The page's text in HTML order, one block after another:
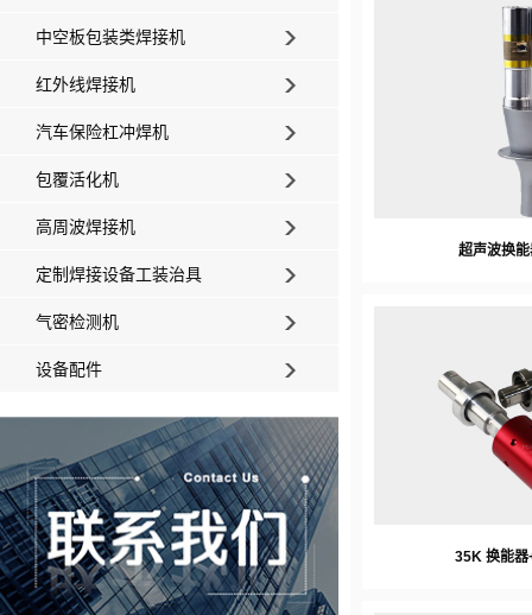
中空板包装类焊接机
红外线焊接机
汽车保险杠冲焊机
包覆活化机
高周波焊接机
定制焊接设备工装治具
气密检测机
设备配件
超声波换
35K 换能器